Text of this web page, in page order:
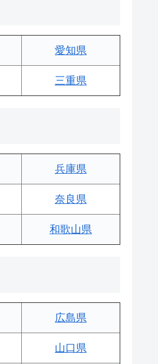
愛知県
三重県
兵庫県
奈良県
和歌山県
広島県
山口県